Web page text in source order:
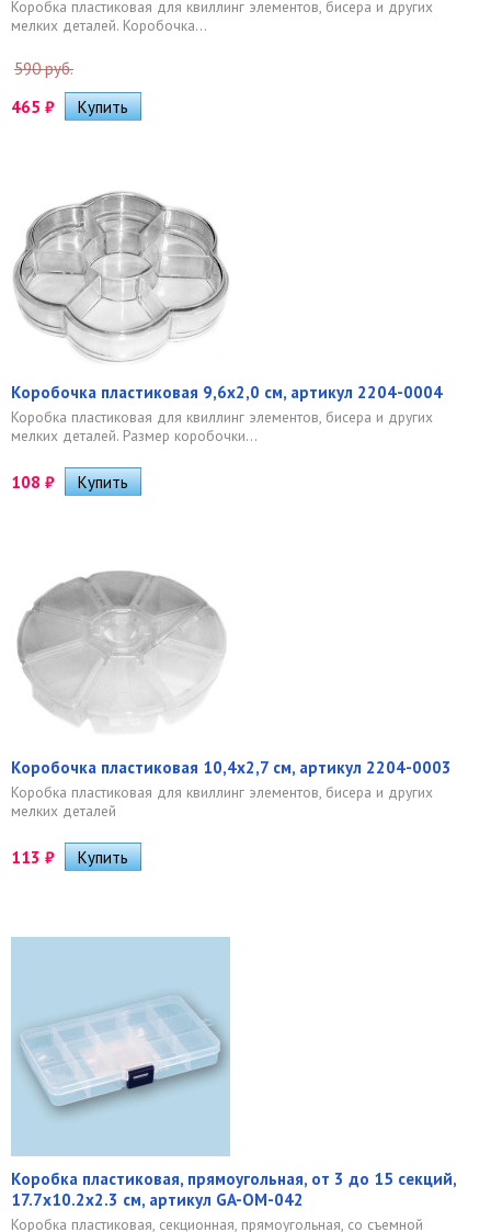
Коробка пластиковая для квиллинг элементов, бисера и других
мелких деталей. Коробочка...
590 руб.
465 ₽
Коробочка пластиковая 9,6х2,0 см, артикул 2204-0004
​Коробка пластиковая для квиллинг элементов, бисера и других
мелких деталей. Размер коробочки...
108 ₽
Коробочка пластиковая 10,4х2,7 см, артикул 2204-0003
Коробка пластиковая для квиллинг элементов, бисера и других
мелких деталей
113 ₽
Коробка пластиковая, прямоугольная, от 3 до 15 секций,
17.7x10.2x2.3 см, артикул GA-OM-042
Коробка пластиковая, секционная, прямоугольная, со съемной